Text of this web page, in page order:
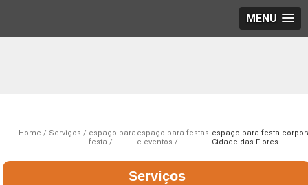
MENU
Home Serviços
espaço para
festa
espaço para festas
e eventos
espaço para festa
Cidade das Flores
Serviços